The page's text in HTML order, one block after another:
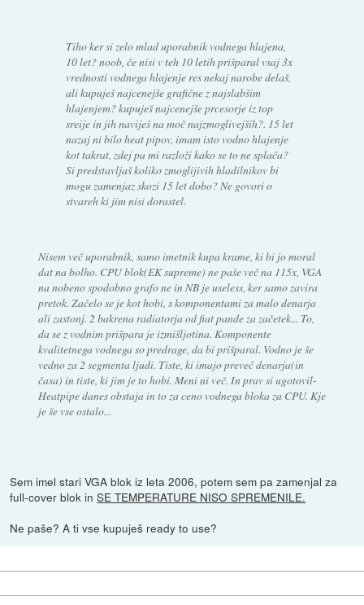
Tiho ker si zelo mlad uporabnik vodnega hlajena,
10 let? noob, če nisi v teh 10 letih prišparal vsaj 3x
vrednosti vodnega hlajenje res nekaj narobe delaš,
ali kupuješ najcenejše grafične z najslabšim
hlajenjem? kupuješ najcenejše prcesorje iz top
sreije in jih naviješ na moč najzmoglivejših?. 15 let
nazaj ni bilo heat pipov, imam isto vodno hlajenje
kot takrat, zdej pa mi razloži kako se to ne splača?
Si predstavljaš koliko zmoglijivih hladilnikov bi
mogu zamenjaz skozi 15 let dobo? Ne govori o
stvareh ki jim nisi dorastel.
Nisem več uporabnik, samo imetnik kupa krame, ki bi jo moral
dat na bolho. CPU blok(EK supreme) ne paše več na 115x, VGA
na nobeno spodobno grafo ne in NB je useless, ker samo zavira
pretok. Začelo se je kot hobi, s komponentami za malo denarja
ali zastonj. 2 bakrena radiatorja od fiat pande za začetek... To,
da se z vodnim prišpara je izmišljotina. Komponente
kvalitetnega vodnega so predrage, da bi prišparal. Vodno je še
vedno za 2 segmenta ljudi. Tiste, ki imajo preveč denarja(in
časa) in tiste, ki jim je to hobi. Meni ni več. In prav si ugotovil-
Heatpipe danes obstaja in to za ceno vodnega bloka za CPU. Kje
je še vse ostalo...
Sem imel stari VGA blok iz leta 2006, potem sem pa zamenjal za
full-cover blok inSE TEMPERATURE NISO SPREMENILE.
Ne paše? A ti vse kupuješ ready to use?